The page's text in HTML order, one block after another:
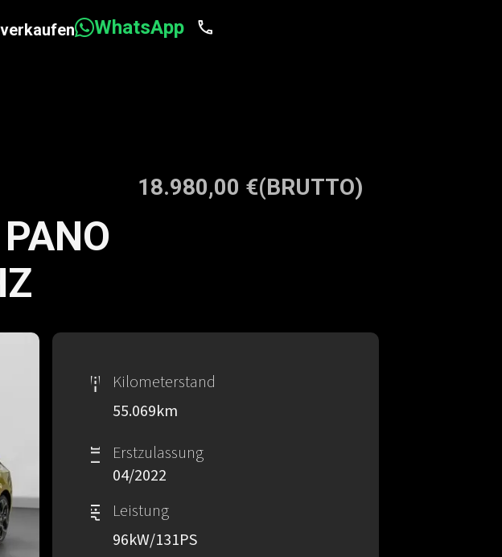
WhatsApp
55.069km
Kilometerstand
Erstzulassung
04/2022
96kW​/131PS
Leistung
18.980,00 €(BRUTTO)